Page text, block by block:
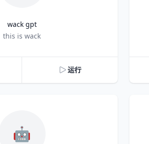
wack gpt
this is wack
运行
🤖